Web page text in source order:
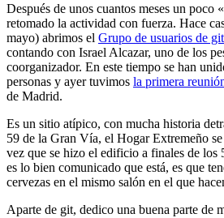
Después de unos cuantos meses un poco
retomado la actividad con fuerza. Hace
mayo) abrimos el Grupo de usuarios de git
contando con Israel Alcazar, uno de los
coorganizador. En este tiempo se han
personas y ayer tuvimos la primera
de Madrid.
Es un sitio atípico, con mucha historia
59 de la Gran Vía, el Hogar Extremeño
vez que se hizo el edificio a finales de
es lo bien comunicado que está, es que
cervezas en el mismo salón en el que
Aparte de git, dedico una buena parte de